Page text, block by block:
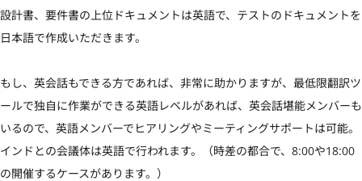
設計書、要件書の上位ドキュメントは英語で、テストのドキュメントを
日本語で作成いただきます。
もし、英会話もできる方であれば、非常に助かりますが、最低限翻訳ツ
ールで独自に作業ができる英語レベルがあれば、英会話堪能メンバーも
いるので、英語メンバーでヒアリングやミーティングサポートは可能。
インドとの会議体は英語で行われます。（時差の都合で、8:00や18:00
の開催するケースがあります。）